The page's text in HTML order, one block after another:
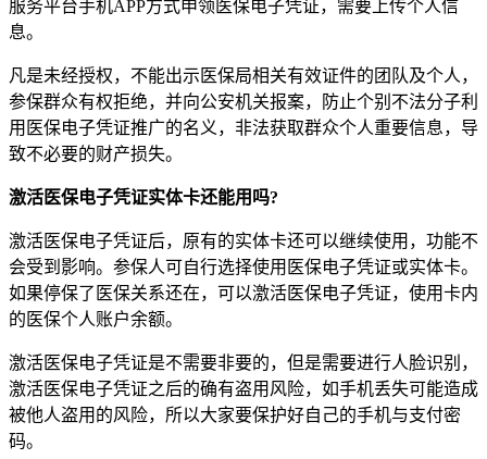
服务平台手机APP方式申领医保电子凭证，需要上传个人信
息。
凡是未经授权，不能出示医保局相关有效证件的团队及个人，
参保群众有权拒绝，并向公安机关报案，防止个别不法分子利
用医保电子凭证推广的名义，非法获取群众个人重要信息，导
致不必要的财产损失。
激活医保电子凭证实体卡还能用吗?
激活医保电子凭证后，原有的实体卡还可以继续使用，功能不
会受到影响。参保人可自行选择使用医保电子凭证或实体卡。
如果停保了医保关系还在，可以激活医保电子凭证，使用卡内
的医保个人账户余额。
激活医保电子凭证是不需要非要的，但是需要进行人脸识别，
激活医保电子凭证之后的确有盗用风险，如手机丢失可能造成
被他人盗用的风险，所以大家要保护好自己的手机与支付密
码。